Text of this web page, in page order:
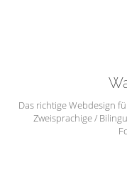
Das richtige Webdesign
Zweisprachige /